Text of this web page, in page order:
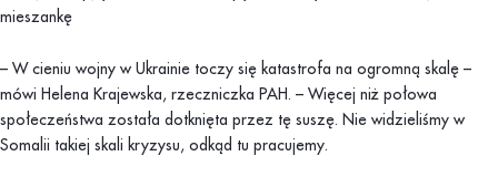
mieszankę
– W cieniu wojny w Ukrainie toczy się katastrofa na ogromną skalę –
mówi Helena Krajewska, rzeczniczka PAH. – Więcej niż połowa
społeczeństwa została dotknięta przez tę suszę. Nie widzieliśmy w
Somalii takiej skali kryzysu, odkąd tu pracujemy.